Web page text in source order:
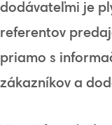
dodávateľmi je
referentov
priamo s
zákazníkov a